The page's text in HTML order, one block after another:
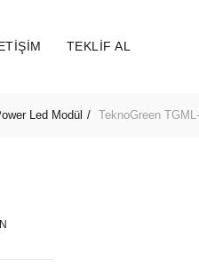
TEKLIF AL
Led Modül TeknoGreen